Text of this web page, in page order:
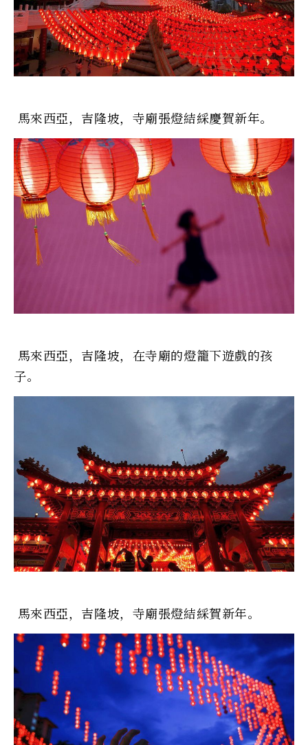
馬來西亞，吉隆坡，寺廟張燈結綵慶賀新年。
馬來西亞，吉隆坡，在寺廟的燈籠下遊戲的孩
子。
馬來西亞，吉隆坡，寺廟張燈結綵賀新年。